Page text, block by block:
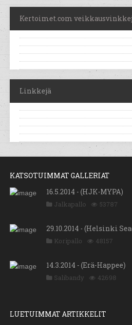
Kertoimet.com
Linkkejä
KATSOTUIMMAT GALLERIAT
16.5.2014 - (HJK-MYPA)
Jalkapallo 53787
29.10.2014 - (Helsinki
Koripallo 48157
14.3.2014 - (Erä-Happee)
Salibandy 42698
LUETUIMMAT ARTIKKELIT